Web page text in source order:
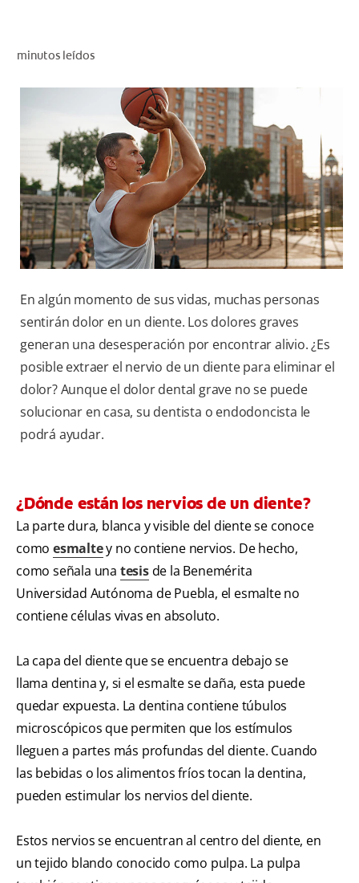
PARA PROFESIONALES
CUPONES
DÓNDE COMPRAR
VE (ES)
SUSCRÍBETE
minutos leídos
En algún momento de sus vidas, muchas personas
sentirán dolor en un diente. Los dolores graves
generan una desesperación por encontrar alivio. ¿Es
posible extraer el nervio de un diente para eliminar el
dolor? Aunque el dolor dental grave no se puede
solucionar en casa, su dentista o endodoncista le
podrá ayudar.
¿Dónde están los nervios de un diente?
La parte dura, blanca y visible del diente se conoce
como esmaltey no contiene nervios. De hecho,
como señala una tesisde la Benemérita
Universidad Autónoma de Puebla, el esmalte no
contiene células vivas en absoluto.
La capa del diente que se encuentra debajo se
llama dentina y, si el esmalte se daña, esta puede
quedar expuesta. La dentina contiene túbulos
microscópicos que permiten que los estímulos
lleguen a partes más profundas del diente. Cuando
las bebidas o los alimentos fríos tocan la dentina,
pueden estimular los nervios del diente.
Estos nervios se encuentran al centro del diente, en
un tejido blando conocido como pulpa. La pulpa